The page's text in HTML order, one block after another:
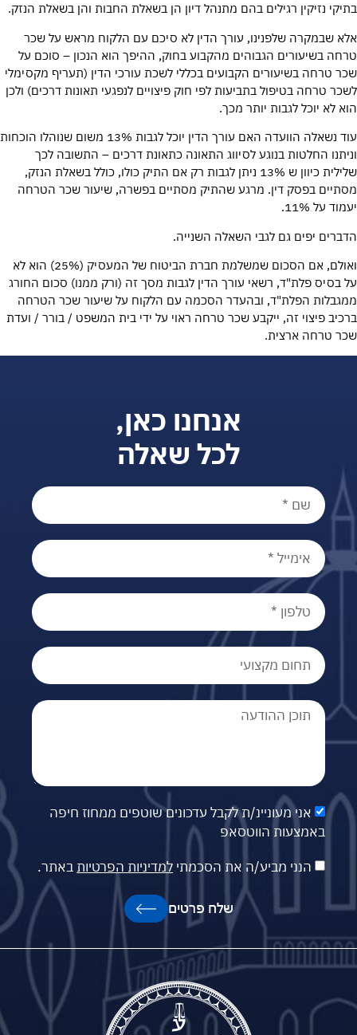
בתיקי נזיקין רגילים בהם מתנהל דיון הן בשאלת החבות והן בשאלת הנזק.
אלא שבמקרה שלפנינו, עורך הדין לא סיכם עם הלקוח מראש על שכר
טרחה בשיעורים הגבוהים מהקבוע בחוק, ההיפך הוא הנכון – סוכם על
שכר טרחה בשיעורים הקבועים בכללי לשכת עורכי הדין (תעריף מקסימלי
לשכר טרחה בטיפול בתביעות לפי חוק פיצויים לנפגעי תאונות דרכים) ולכן
הוא לא יוכל לגבות יותר מכך.
עוד נשאלה הוועדה האם עורך הדין יוכל לגבות 13% משום שנוהלו הוכחות
וניתנו החלטות בנוגע לסיווג התאונה כתאונת דרכים – התשובה לכך
שלילית כיוון ש 13% ניתן לגבות רק אם התיק כולו, כולל בשאלת הנזק,
מסתיים בפסק דין. מרגע שהתיק מסתיים בפשרה, שיעור שכר הטרחה
יעמוד על 11%.
הדברים יפים גם לגבי השאלה השנייה.
ואולם, אם הסכום שמשלמת חברת הביטוח של המעסיק (25%) הוא לא
על בסיס פלת"ד, רשאי עורך הדין לגבות מסך זה (ורק ממנו) סכום החורג
ממגבלות הפלת"ד, ובהעדר הסכמה עם הלקוח על שיעור שכר הטרחה
ברכיב פיצוי זה, ייקבע שכר טרחה ראוי על ידי בית המשפט / בורר / ועדת
שכר טרחה ארצית.
אנחנו כאן,
לכל שאלה
אני מעוניינ/ת לקבל עדכונים שוטפים ממחוז חיפה
באמצעות הווטסאפ
הנני מביע/ה את הסכמתי למדיניות הפרטיות באתר.
שלח פרטים